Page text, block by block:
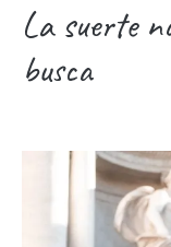
La suerte
busca